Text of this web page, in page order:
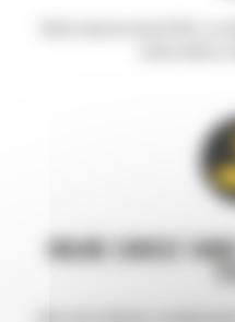
ONLINE ZAWSZE